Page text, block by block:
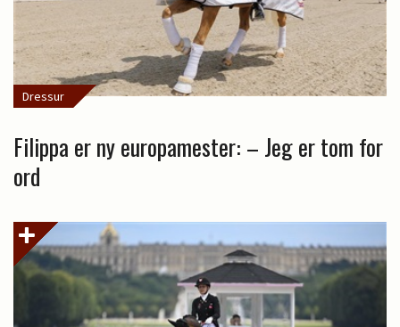
Dressur
Filippa er ny europamester: – Jeg er tom for
ord